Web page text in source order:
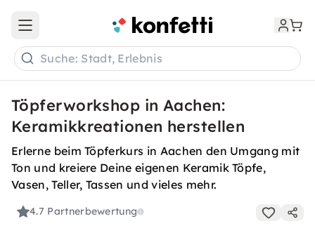
Open main menu
Suche: Stadt, Erlebnis
Töpferworkshop in Aachen:
Keramikkreationen herstellen
Erlerne beim Töpferkurs in Aachen den Umgang mit
Ton und kreiere Deine eigenen Keramik Töpfe,
Vasen, Teller, Tassen und vieles mehr.
4.7 Partnerbewertung